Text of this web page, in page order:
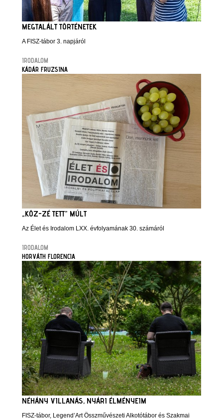
MEGTALÁLT TÖRTÉNETEK
A FISZ-tábor 3. napjáról
IRODALOM
KÁDÁR FRUZSINA
„KÖZ-ZÉ TETT” MÚLT
Az Élet és Irodalom LXX. évfolyamának 30. számáról
IRODALOM
HORVÁTH FLORENCIA
NÉHÁNY VILLANÁS, NYÁRI ÉLMÉNYEIM
FISZ-tábor, Legend’Art Összművészeti Alkotótábor és Szakmai